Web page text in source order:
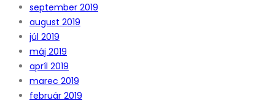
september 2019
august 2019
júl 2019
máj 2019
apríl 2019
marec 2019
február 2019